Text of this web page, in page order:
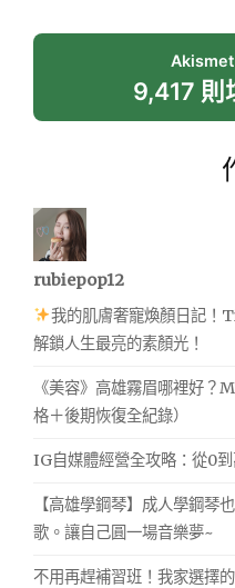
Akismet
9,417 則
rubiepop12
我的肌膚奢寵煥顏日記！
解鎖人生最亮的素顏光！
《美容》高雄霧眉哪裡好？
格＋後期恢復全紀錄）
IG自媒體經營全攻略：從0
【高雄學鋼琴】成人學鋼琴
歌。讓自己圓一場音樂夢~
不用再趕補習班！我家選擇